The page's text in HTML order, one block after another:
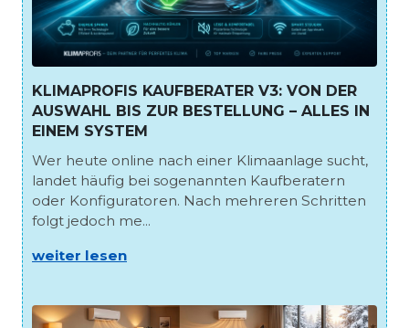
KLIMAPROFIS KAUFBERATER V3: VON DER
AUSWAHL BIS ZUR BESTELLUNG – ALLES IN
EINEM SYSTEM
Wer heute online nach einer Klimaanlage sucht,
landet häufig bei sogenannten Kaufberatern
oder Konfiguratoren. Nach mehreren Schritten
folgt jedoch me...
weiter lesen